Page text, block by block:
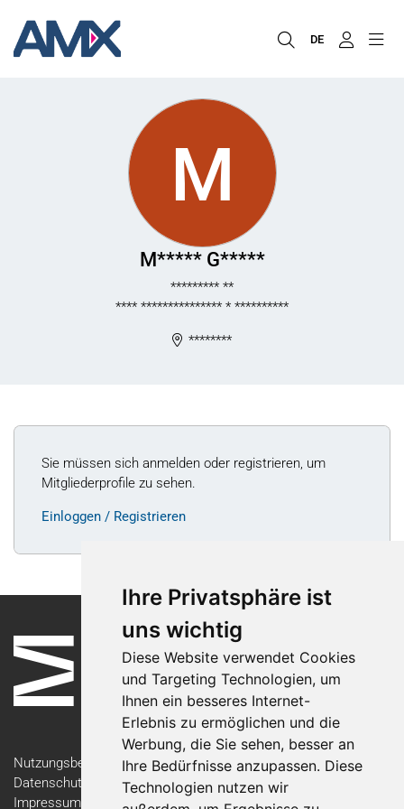
Ihre Privatsphäre ist
uns wichtig
Diese Website verwendet Cookies
und Targeting Technologien, um
Ihnen ein besseres Internet-
Erlebnis zu ermöglichen und die
Werbung, die Sie sehen, besser an
Ihre Bedürfnisse anzupassen. Diese
Technologien nutzen wir
DE
M
M***** G*****
********* **
**** *************** * **********
********
Sie müssen sich anmelden oder registrieren, um
Mitgliederprofile zu sehen.
Einloggen / Registrieren
Nutzungsbedingungen
Datenschutzerklärung
Impressum